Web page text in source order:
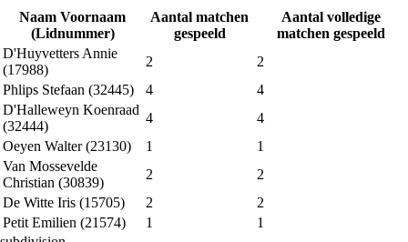
Naam Voornaam
(Lidnummer)
Aantal matchen
gespeeld
Aantal volledige
matchen gespeeld
D'Huyvetters Annie
(17988)
2
2
Phlips Stefaan (32445)
4
4
D'Halleweyn Koenraad
(32444)
4
4
Oeyen Walter (23130)
1
1
Van Mossevelde
Christian (30839)
2
2
De Witte Iris (15705)
2
2
Petit Emilien (21574)
1
1